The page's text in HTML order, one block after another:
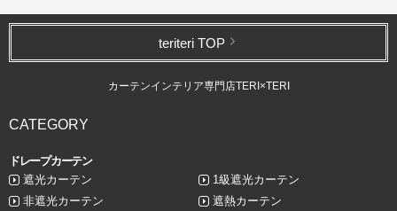
teriteri TOP
カーテンインテリア専門店TERI×TERI
CATEGORY
ドレープカーテン
遮光カーテン
1級遮光カーテン
非遮光カーテン
遮熱カーテン